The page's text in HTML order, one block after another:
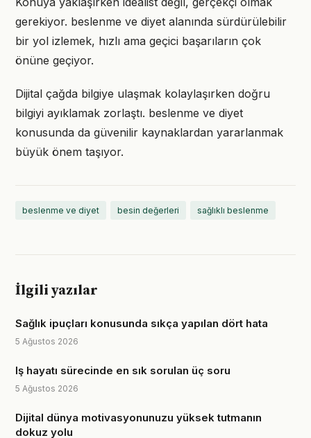
gerekiyor. beslenme ve diyet alanında sürdürülebilir
bir yol izlemek, hızlı ama geçici başarıların çok
önüne geçiyor.
Dijital çağda bilgiye ulaşmak kolaylaşırken doğru
bilgiyi ayıklamak zorlaştı. beslenme ve diyet
konusunda da güvenilir kaynaklardan yararlanmak
büyük önem taşıyor.
beslenme ve diyet besin değerleri sağlıklı beslenme
İlgili yazılar
Sağlık ipuçları konusunda sıkça yapılan dört hata
5 Ağustos 2026
Iş hayatı sürecinde en sık sorulan üç soru
5 Ağustos 2026
Dijital dünya motivasyonunuzu yüksek tutmanın
dokuz yolu